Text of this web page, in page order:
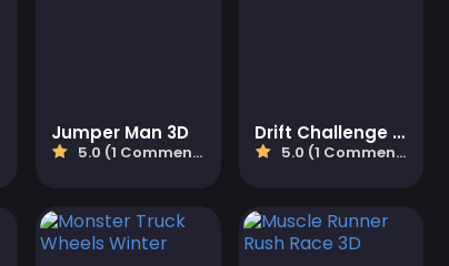
Jumper Man 3D
5.0 (1 Commentaires)
Drift Challenge Turbo Racer
5.0 (1 Commentaires)